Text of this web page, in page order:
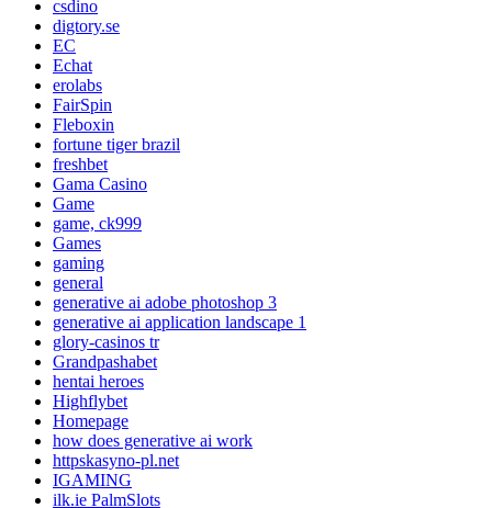
csdino
digtory.se
EC
Echat
erolabs
FairSpin
Fleboxin
fortune tiger brazil
freshbet
Gama Casino
Game
game, ck999
Games
gaming
general
generative ai adobe photoshop 3
generative ai application landscape 1
glory-casinos tr
Grandpashabet
hentai heroes
Highflybet
Homepage
how does generative ai work
httpskasyno-pl.net
IGAMING
ilk.ie PalmSlots